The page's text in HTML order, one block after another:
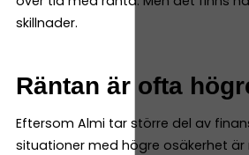
skillnader.
Räntan är ofta
Eftersom Almi tar större del av
situationer med högre osäkerhet